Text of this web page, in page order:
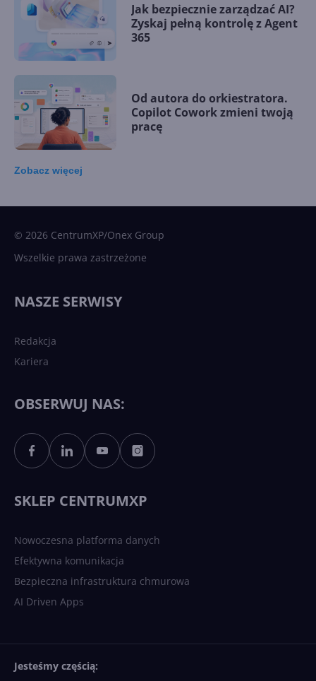
Jak bezpiecznie zarządzać AI?
Zyskaj pełną kontrolę z Agent
365
Od autora do orkiestratora.
Copilot Cowork zmieni twoją
pracę
Sztuczna inteligencja po
polsku. Dość barier
Zobacz więcej
© 2026 CentrumXP/Onex Group
Wszelkie prawa zastrzeżone
NASZE SERWISY
Redakcja
Kariera
OBSERWUJ NAS:
SKLEP CENTRUMXP
Nowoczesna platforma danych
Efektywna komunikacja
Bezpieczna infrastruktura chmurowa
AI Driven Apps
Jesteśmy częścią: